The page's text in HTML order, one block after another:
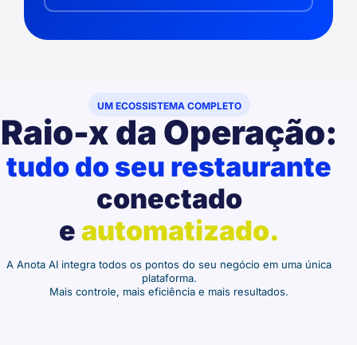
UM ECOSSISTEMA COMPLETO
Raio-x da Operação:
tudo do seu restaurante
conectado
eautomatizado.
A Anota AI integra todos os pontos do seu negócio em uma única
plataforma.
Mais controle, mais eficiência e mais resultados.